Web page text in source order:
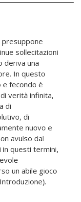
presuppone
sollecitazioni
deriva una
In questo
e fecondo è
verità infinita,
di
di
nuovo e
avulso dal
questi termini,
un abile gioco